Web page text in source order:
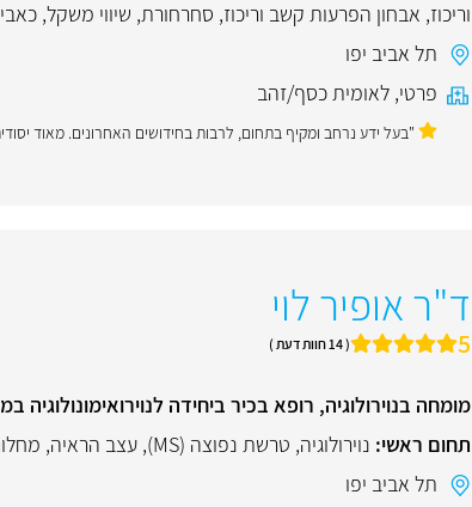
וריכוז, אבחון הפרעות קשב וריכוז, סחרחורת, שיווי משקל,
תל אביב יפו
פרטי, לאומית כסף/זהב
"בעל ידע נרחב ומקיף בתחום, לרבות בחידושים האחרונים. מאוד
ד"ר אופיר לוי
5 ( 14 חוות דעת )
מומחה בנוירולוגיה, רופא בכיר ביחידה לנוירואימונולוגיה
תחום ראשי: נוירולוגיה, טרשת נפוצה (MS) , עצב הראיה,
תל אביב יפו